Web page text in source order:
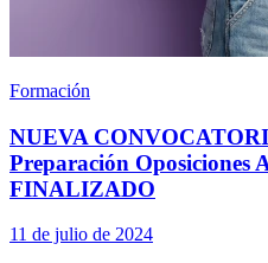
Formación
NUEVA
Preparación Oposiciones
FINALIZADO
11 de julio de 2024